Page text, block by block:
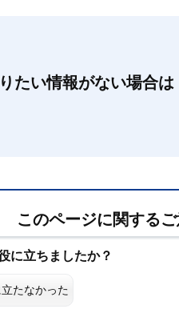
たい情報がない場合は
このページに関する
に立ちましたか？
たなかった